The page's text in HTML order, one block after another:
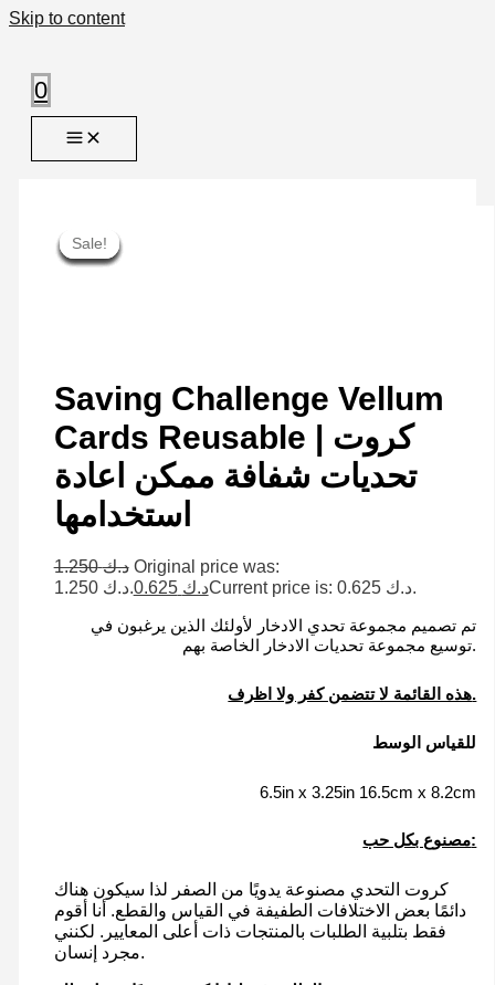
Skip to content
0
Sale!
Saving Challenge Vellum
Cards Reusable | كروت
تحديات شفافة ممكن اعادة
استخدامها
د.ك1.250
Original price was:
د.ك 1.250.
د.ك 0.625
Current price is: د.ك 0.625.
تم تصميم مجموعة تحدي الادخار لأولئك الذين يرغبون في
توسيع مجموعة تحديات الادخار الخاصة بهم.
هذه القائمة لا تتضمن كفر ولا اظرف.
للقياس الوسط
6.5in x 3.25in 16.5cm x 8.2cm
مصنوع بكل حب:
كروت التحدي مصنوعة يدويًا من الصفر لذا سيكون هناك
دائمًا بعض الاختلافات الطفيفة في القياس والقطع. أنا أقوم
فقط بتلبية الطلبات بالمنتجات ذات أعلى المعايير. لكنني
مجرد إنسان.
Sale!
Sale!
Sale!
Sale!
Sale!
Sale!
Sale!
Sale!